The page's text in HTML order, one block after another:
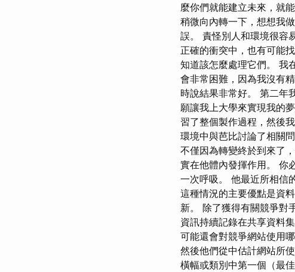
麼你們就能建立未來，就
稍微向內轉一下，想想我
誤。 責怪別人和環境很容
正確的衝突中，也有可能
知道該怎麼處理它們。 我
會非常困難，因為我沒有
時說結果非常好。 第二年
願讓我上大學來實現我的
習了整個製作過程，然後
環境中與芭比討論了相關
不僅因為轉變終於到來了
實在他體內發揮作用。 你
一次呼吸。 他最近所相信
這種情況的主要優點是資
新。 除了獲得有關競爭對
資訊持續記錄在共享資料
可能還會對競爭網站使用
然後他們從中估計網站所
橫幅或類別中第一個（最